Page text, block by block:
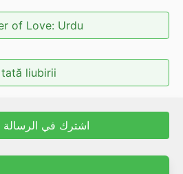
of Love: Urdu
tată liubirii
اشترك في الرسالة